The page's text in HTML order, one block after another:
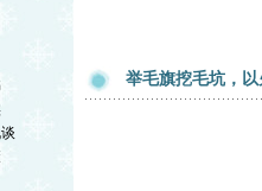
举毛旗挖毛坑，